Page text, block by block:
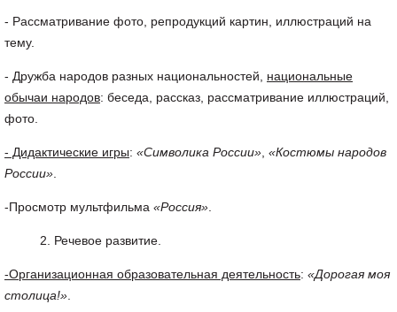
- Рассматривание фото, репродукций картин, иллюстраций на
тему.
- Дружба народов разных национальностей, национальные
обычаи народов: беседа, рассказ, рассматривание иллюстраций,
фото.
- Дидактические игры: «Символика России» «Костюмы народов
России»
-Просмотр мультфильма «Россия»
Речевое развитие.
-Организационная образовательная деятельность: «Дорогая моя
столица!»